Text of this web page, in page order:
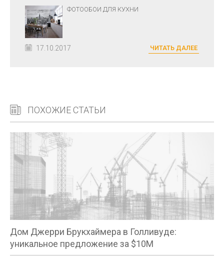
ФОТООБОИ ДЛЯ КУХНИ
17.10.2017 ЧИТАТЬ ДАЛЕЕ
ПОХОЖИЕ СТАТЬИ
Дом Джерри Брукхаймера в Голливуде:
уникальное предложение за $10M